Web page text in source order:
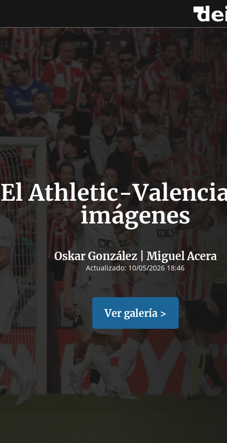
El Athletic-
imágenes
Oskar González | Miguel Acera
Actualizado: 10/05/2026 18:46
Ver galería >